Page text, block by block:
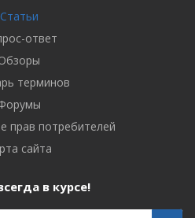
Статьи
ответ
терминов
прав потребителей
сайта
в курсе!